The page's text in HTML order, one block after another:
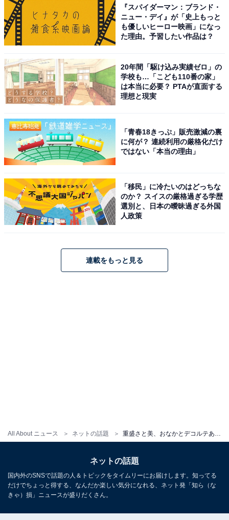
All About ニュース ネットの話題
『スパイダーマン：ブランド・
ニュー・デイ』が「史上もっと
も優しいヒーロー映画」になっ
た理由。予習したい作品は？
20年間「駆け込み実績ゼロ」の
学校も…「こども110番の家」
は本当に必要？ PTAが直面する
理想と現実
「青春18きっぷ」販売激減の裏
に何が？ 連続利用の厳格化だけ
ではない「本当の理由」
「移民」に冷たいのはどっちな
のか？ スイスの厳格過ぎる学歴
選別と、日本の曖昧過ぎる外国
人政策
連載をもっと見る
ネットの話題
国内外のSNSで話題の人＆トピックをタイムリーにお届けします。知ってる
だけでちょっと得する、なんだか楽しい気分になれる、ネット発「知ら（な
きゃ）損」ニュースが盛りだくさん。